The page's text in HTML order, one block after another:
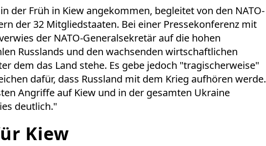
der Früh in Kiew angekommen, begleitet von den NATO-
der 32 Mitgliedstaaten. Bei einer Pressekonferenz mit
der NATO-Generalsekretär auf die hohen
Russlands und den wachsenden wirtschaftlichen
dem das Land stehe. Es gebe jedoch "tragischerweise"
dafür, dass Russland mit dem Krieg aufhören werde.
Angriffe auf Kiew und in der gesamten Ukraine
deutlich."
Kiew